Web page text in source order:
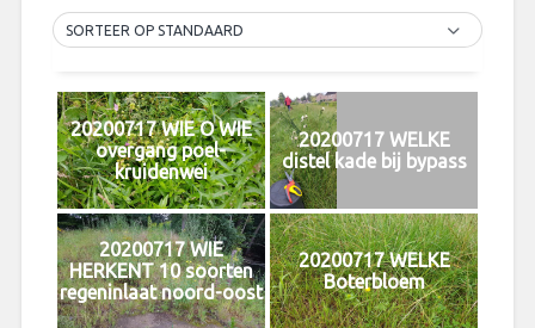
SORTEER OP STANDAARD
20200717 WIE O WIE
overgang poel-
kruidenwei
20200717 WELKE
distel kade bij bypass
20200717 WIE
HERKENT 10 soorten
regeninlaat noord-oost
20200717 WELKE
Boterbloem